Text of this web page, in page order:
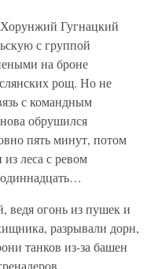
Гугнацкий
с группой
на броне
рощ. Но не
с командным
обрушился
пять минут, потом
из леса с ревом
ведя огонь из пушек и
разрывали дорн,
танков из-за башен